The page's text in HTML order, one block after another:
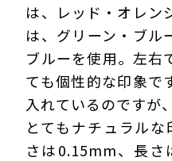
は、レッド・オレン
は、グリーン・ブル
ブルーを使用。左右
ても個性的な印象で
入れているのですが
とてもナチュラル
さは0.15mm、長